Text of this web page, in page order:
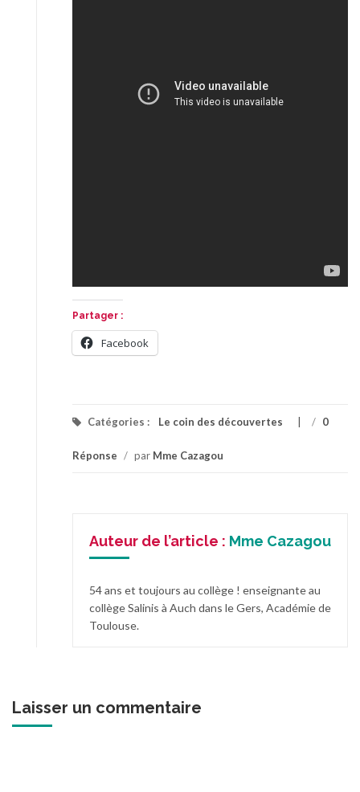
Partager :
Facebook
Catégories : Le coin des découvertes / 0
Réponse / par Mme Cazagou
Auteur de l’article : Mme Cazagou
54 ans et toujours au collège ! enseignante au
collège Salinis à Auch dans le Gers, Académie de
Toulouse.
Laisser un commentaire